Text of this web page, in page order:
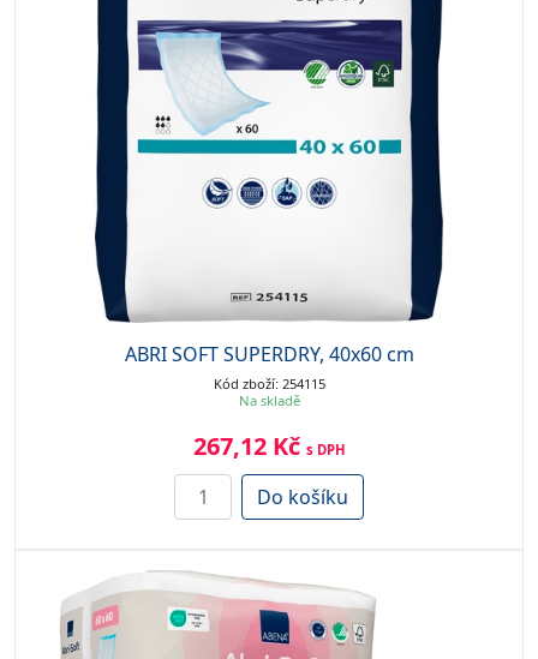
ABRI SOFT SUPERDRY, 40x60 cm
Kód zboží: 254115
Na skladě
267,12 Kč s DPH
Do košíku